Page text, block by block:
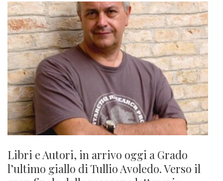
Libri e Autori, in arrivo oggi a Grado
l’ultimo giallo di Tullio Avoledo. Verso il